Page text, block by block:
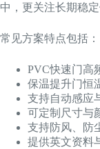
中，更关注长期稳
常见方案特点包括：
PVC快速门高
保温提升门恒
支持自动感应
可定制尺寸与
支持防风、防
提供英文资料